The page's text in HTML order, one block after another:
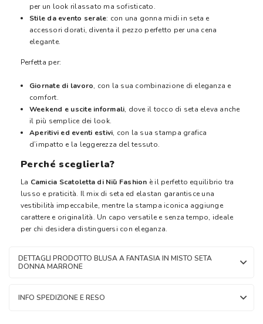
per un look rilassato ma sofisticato.
Stile da evento serale: con una gonna midi in seta e
accessori dorati, diventa il pezzo perfetto per una cena
elegante.
Perfetta per:
Giornate di lavoro, con la sua combinazione di eleganza e
comfort.
Weekend e uscite informali, dove il tocco di seta eleva anche
il più semplice dei look.
Aperitivi ed eventi estivi, con la sua stampa grafica
d’impatto e la leggerezza del tessuto.
Perché sceglierla?
La Camicia Scatoletta di Niū Fashion è il perfetto equilibrio tra
lusso e praticità. Il mix di seta ed elastan garantisce una
vestibilità impeccabile, mentre la stampa iconica aggiunge
carattere e originalità. Un capo versatile e senza tempo, ideale
per chi desidera distinguersi con eleganza.
DETTAGLI PRODOTTO BLUSA A FANTASIA IN MISTO SETA
DONNA MARRONE
INFO SPEDIZIONE E RESO